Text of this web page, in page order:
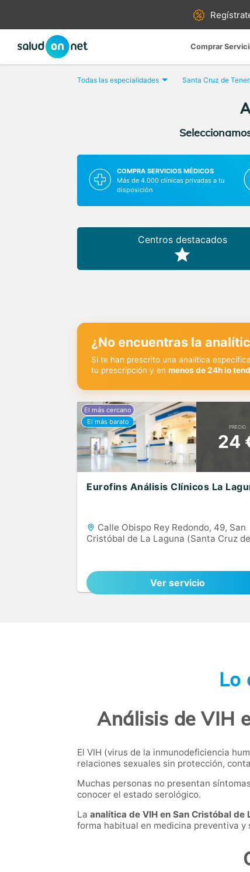
Comprar
Todas las especialidades Santa Cruz de
COMPRA SERVICIOS MÉDICOS
Más de 4.000 clínicas privadas a tu
disposición
Centros destacados
¿No encuentras la
Si te han prescrito una analítica
tu prescripción y en menos de 24h lo
PRECIO
24
Eurofins Análisis Clínicos La
Calle Obispo Rey Redondo, 49, San
Cristóbal de La Laguna (Santa Cruz de
Ver servicio
Lo
Análisis de VIH
El VIH (virus de la inmunodeficiencia
relaciones sexuales sin protección,
Muchas personas no presentan
conocer el estado serológico.
La analítica de VIH en San Cristóbal de
forma habitual en medicina preventiva y